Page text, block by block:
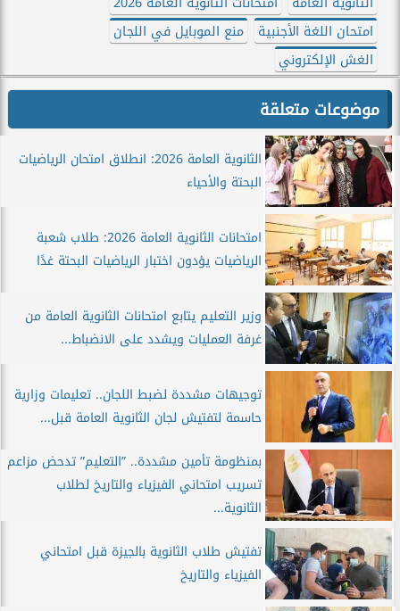
امتحان اللغة الأجنبية
منع الموبايل في اللجان
الغش الإلكتروني
موضوعات متعلقة
الثانوية العامة 2026: انطلاق امتحان الرياضيات
البحتة والأحياء
امتحانات الثانوية العامة 2026: طلاب شعبة
الرياضيات يؤدون اختبار الرياضيات البحتة غدًا
وزير التعليم يتابع امتحانات الثانوية العامة من
غرفة العمليات ويشدد على الانضباط...
توجيهات مشددة لضبط اللجان.. تعليمات وزارية
حاسمة لتفتيش لجان الثانوية العامة قبل...
بمنظومة تأمين مشددة.. ”التعليم” تدحض مزاعم
تسريب امتحاني الفيزياء والتاريخ لطلاب
الثانوية...
تفتيش طلاب الثانوية بالجيزة قبل امتحاني
الفيزياء والتاريخ